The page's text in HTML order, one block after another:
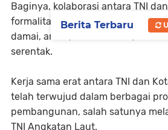
Baginya, kolaborasi antara TNI
formalitas, tetapi fondasi utama
damai, aman, dan kondusif,
serentak.
Kerja sama erat antara TNI dan
telah terwujud dalam berbagai
pembangunan, salah satunya
TNI Angkatan Laut.
Berita Terbaru